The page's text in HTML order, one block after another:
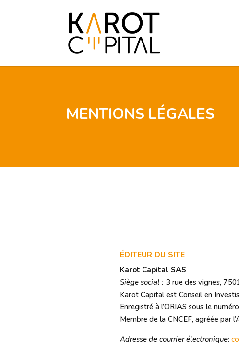
MENTIONS LÉGALES
ÉDITEUR DU SITE
Karot Capital SAS
Siège social : 3 rue des vignes,
Karot Capital est Conseil en
Enregistré à l’ORIAS sous le
Membre de la CNCEF, agréée par
Adresse de courrier électronique: